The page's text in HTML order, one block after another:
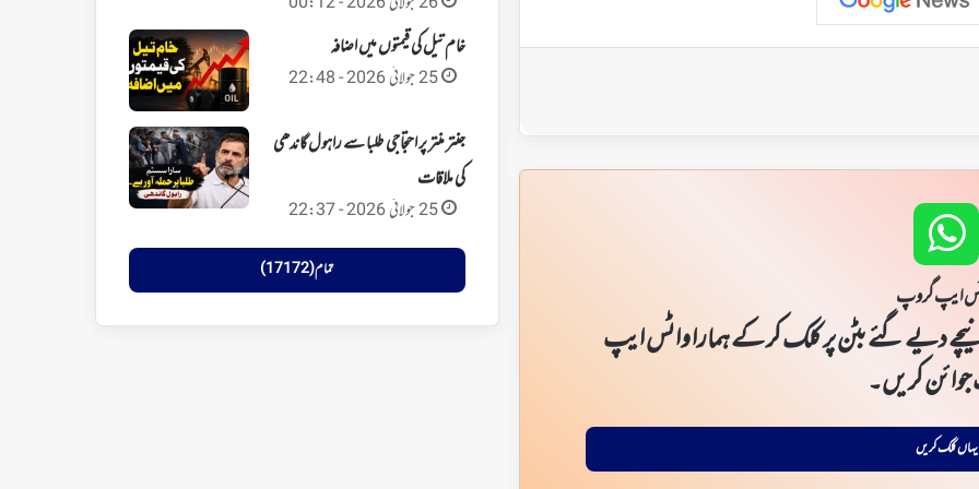
ایپ گروپ
دیے گئے بٹن پر کلک کر کے ہمارا واٹس ایپ
کریں۔
یہاں کلک کریں
خام تیل کی قیمتوں میں اضافہ
25 جولائی 2026 - 22:48
جنتر منتر پر احتجاجی طلبا سے راہول گاندھی
کی ملاقات
25 جولائی 2026 - 22:37
تمام (17172)